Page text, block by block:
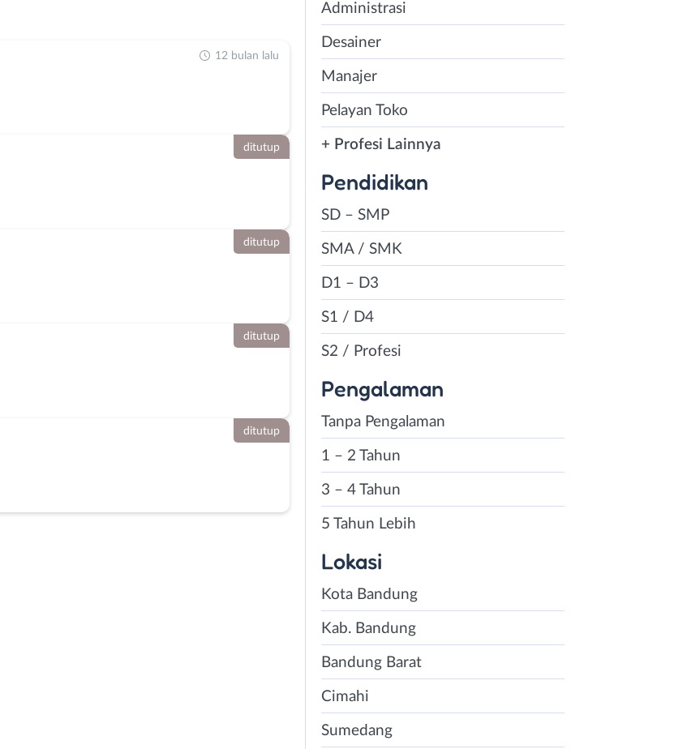
12 bulan lalu
ditutup
ditutup
ditutup
ditutup
Administrasi
Desainer
Manajer
Pelayan Toko
+ Profesi Lainnya
Pendidikan
SD – SMP
SMA / SMK
D1 – D3
S1 / D4
S2 / Profesi
Pengalaman
Tanpa Pengalaman
1 – 2 Tahun
3 – 4 Tahun
5 Tahun Lebih
Lokasi
Kota Bandung
Kab. Bandung
Bandung Barat
Cimahi
Sumedang